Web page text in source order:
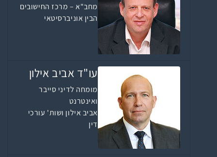
מחב"א – מרכז החישובים
הבין אוניברסיטאי
עו"ד אביב אילון
מומחה לדיני סייבר
ואינטרנט
אביב אילון ושות' עורכי
דין